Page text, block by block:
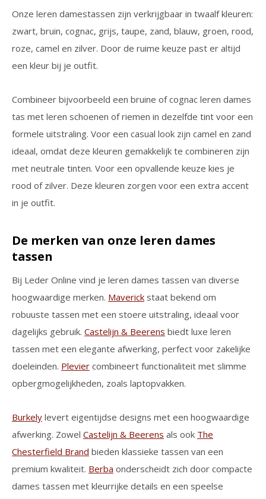
Onze leren damestassen zijn verkrijgbaar in twaalf kleuren:
zwart, bruin, cognac, grijs, taupe, zand, blauw, groen, rood,
roze, camel en zilver. Door de ruime keuze past er altijd
een kleur bij je outfit.
Combineer bijvoorbeeld een bruine of cognac leren dames
tas met leren schoenen of riemen in dezelfde tint voor een
formele uitstraling. Voor een casual look zijn camel en zand
ideaal, omdat deze kleuren gemakkelijk te combineren zijn
met neutrale tinten. Voor een opvallende keuze kies je
rood of zilver. Deze kleuren zorgen voor een extra accent
in je outfit.
De merken van onze leren dames
tassen
Bij Leder Online vind je leren dames tassen van diverse
hoogwaardige merken. Maverick staat bekend om
robuuste tassen met een stoere uitstraling, ideaal voor
dagelijks gebruik. Castelijn & Beerens biedt luxe leren
tassen met een elegante afwerking, perfect voor zakelijke
doeleinden. Plevier combineert functionaliteit met slimme
opbergmogelijkheden, zoals laptopvakken.
Burkely levert eigentijdse designs met een hoogwaardige
afwerking. Zowel Castelijn & Beerens als ook The
Chesterfield Brand bieden klassieke tassen van een
premium kwaliteit. Berba onderscheidt zich door compacte
dames tassen met kleurrijke details en een speelse